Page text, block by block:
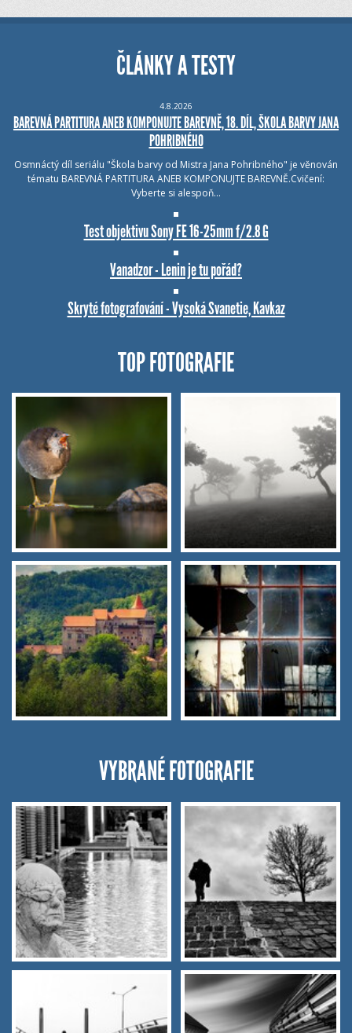
ČLÁNKY A TESTY
4.8.2026
BAREVNÁ PARTITURA ANEB KOMPONUJTE BAREVNĚ, 18. DÍL, ŠKOLA BARVY JANA
POHRIBNÉHO
Osmnáctý díl seriálu "Škola barvy od Mistra Jana Pohribného" je věnován
tématu BAREVNÁ PARTITURA ANEB KOMPONUJTE BAREVNĚ.Cvičení:
Vyberte si alespoň…
Test objektivu Sony FE 16-25mm f/2.8 G
Vanadzor - Lenin je tu pořád?
Skryté fotografování - Vysoká Svanetie, Kavkaz
TOP FOTOGRAFIE
VYBRANÉ FOTOGRAFIE